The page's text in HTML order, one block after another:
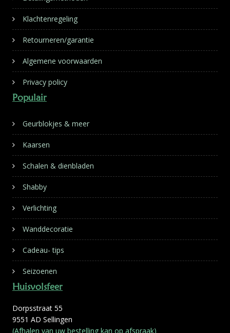
Klachtenregeling
Retourneren/garantie
Algemene voorwaarden
Privacy policy
Populair
Geurblokjes & meer
Kaarsen
Schalen & dienbladen
Shabby
Verlichting
Wanddecoratie
Cadeau- tips
Seizoenen
Huisvolsfeer
Dorpsstraat 55
9551 AD Sellingen
(Afhalen van uw bestelling kan op afspraak)